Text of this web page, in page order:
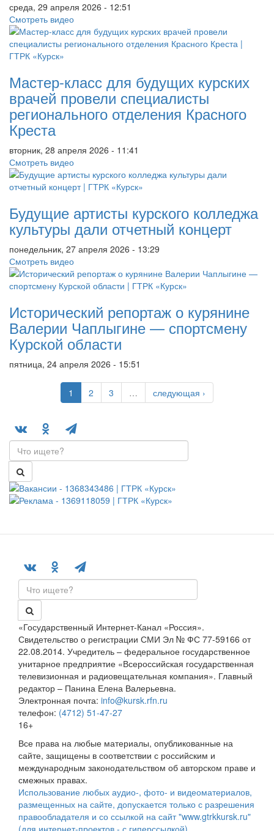
среда, 29 апреля 2026 - 12:51
Смотреть видео
Мастер-класс для будущих курских
врачей провели специалисты
регионального отделения Красного
Креста
вторник, 28 апреля 2026 - 11:41
Смотреть видео
Будущие артисты курского колледжа
культуры дали отчетный концерт
понедельник, 27 апреля 2026 - 13:29
Смотреть видео
Исторический репортаж о курянине
Валерии Чаплыгине — спортсмену
Курской области
пятница, 24 апреля 2026 - 15:51
1 2 3 … следующая ›
«Государственный Интернет-Канал «Россия».
Свидетельство о регистрации СМИ Эл № ФС 77-59166 от
22.08.2014. Учредитель – федеральное государственное
унитарное предприятие «Всероссийская государственная
телевизионная и радиовещательная компания». Главный
редактор – Панина Елена Валерьевна.
Электронная почта: info@kursk.rfn.ru
телефон: (4712) 51-47-27
16+
Все права на любые материалы, опубликованные на
сайте, защищены в соответствии с российским и
международным законодательством об авторском праве и
смежных правах.
Использование любых аудио-, фото- и видеоматериалов,
размещенных на сайте, допускается только с разрешения
правообладателя и со ссылкой на сайт "www.gtrkkursk.ru"
(для интернет-проектов - с гиперссылкой).